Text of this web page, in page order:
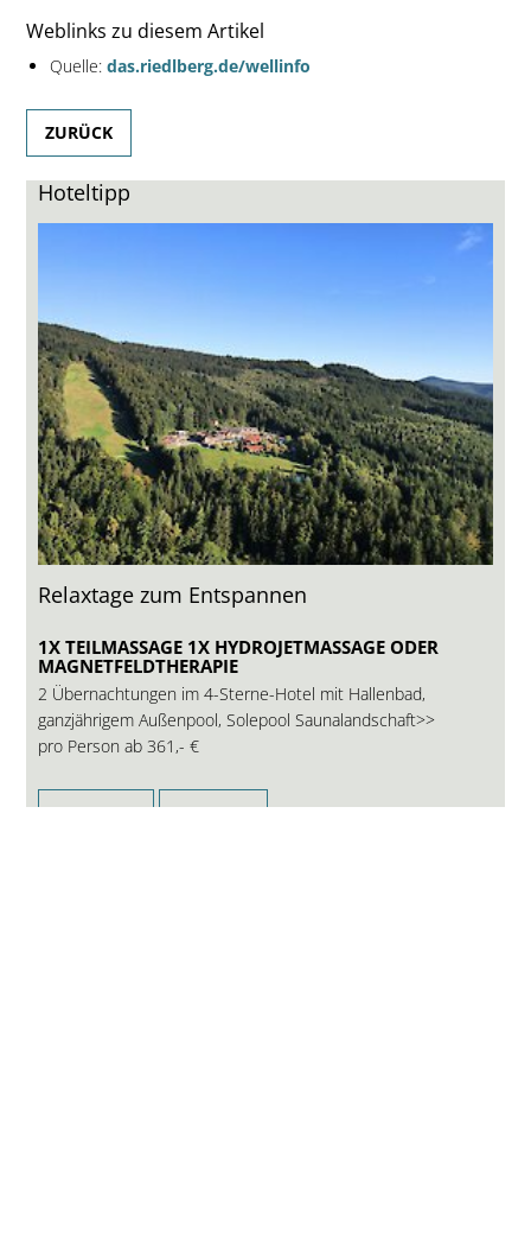
Weblinks zu diesem Artikel
Quelle: das.riedlberg.de/wellinfo
ZURÜCK
Hoteltipp
Relaxtage zum Entspannen
1X TEILMASSAGE 1X HYDROJETMASSAGE ODER
MAGNETFELDTHERAPIE
2 Übernachtungen im 4-Sterne-Hotel mit Hallenbad,
ganzjährigem Außenpool, Solepool Saunalandschaft>>
pro Person ab361,- €
ANFRAGE WEBSITE